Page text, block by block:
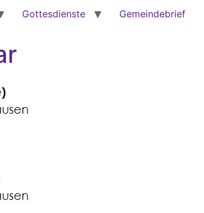
Gottesdienste Gemeindebrief